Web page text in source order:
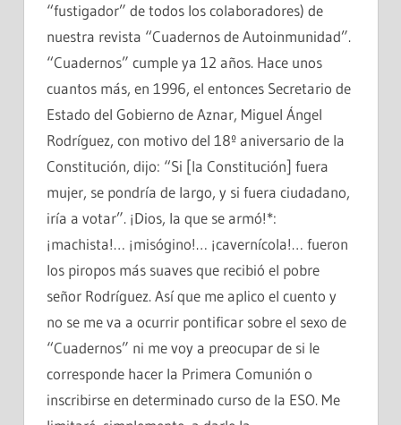
“fustigador” de todos los colaboradores) de
nuestra revista “Cuadernos de Autoinmunidad”.
“Cuadernos” cumple ya 12 años. Hace unos
cuantos más, en 1996, el entonces Secretario de
Estado del Gobierno de Aznar, Miguel Ángel
Rodríguez, con motivo del 18º aniversario de la
Constitución, dijo: “Si [la Constitución] fuera
mujer, se pondría de largo, y si fuera ciudadano,
iría a votar”. ¡Dios, la que se armó!*:
¡machista!… ¡misógino!… ¡cavernícola!… fueron
los piropos más suaves que recibió el pobre
señor Rodríguez. Así que me aplico el cuento y
no se me va a ocurrir pontificar sobre el sexo de
“Cuadernos” ni me voy a preocupar de si le
corresponde hacer la Primera Comunión o
inscribirse en determinado curso de la ESO. Me